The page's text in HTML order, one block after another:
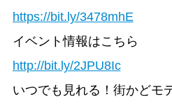
https://bit.ly/3478mhE
イベント情報はこちら
http://bit.ly/2JPU8Ic
いつでも見れる！街かどモ